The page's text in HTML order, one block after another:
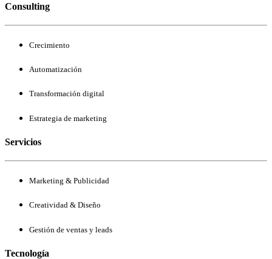
Consulting
Crecimiento
Automatización
Transformación digital
Estrategia de marketing
Servicios
Marketing & Publicidad
Creatividad & Diseño
Gestión de ventas y leads
Tecnología